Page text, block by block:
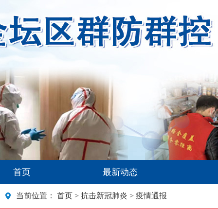
首页 最新动态
当前位置： 首页 > 抗击新冠肺炎 > 疫情通报